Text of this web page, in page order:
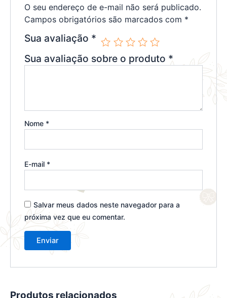
O seu endereço de e-mail não será publicado.
Campos obrigatórios são marcados com *
Sua avaliação *
Sua avaliação sobre o produto *
Nome *
E-mail *
Salvar meus dados neste navegador para a
próxima vez que eu comentar.
Produtos relacionados